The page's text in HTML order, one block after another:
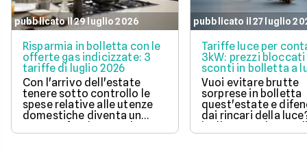
pubblicato il 29 luglio 2026
Risparmia in bolletta con le
offerte gas indicizzate: 3
tariffe di luglio 2026
Con l'arrivo dell'estate
tenere sotto controllo le
spese relative alle utenze
domestiche diventa un
aspetto fondamentale per
la pianificazione del bilancio
pubblicato il 27 luglio
Tariffe luce per
3kW: prezzi bloccati
sconti in bolletta a
2026
Vuoi evitare brutte
sorprese in bolletta
quest'estate e
dai rincari della
luglio 2026 ci sono
offerte con prezzo